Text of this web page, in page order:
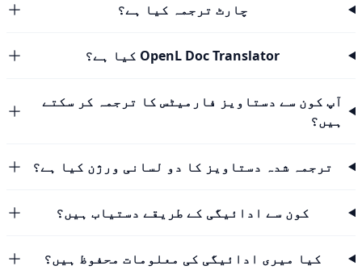
چارٹ ترجمہ کیا ہے؟
OpenL Doc Translator کیا ہے؟
آپ کون سے دستاویز فارمیٹس کا ترجمہ کر سکتے
ہیں؟
ترجمہ شدہ دستاویز کا دو لسانی ورژن کیا ہے؟
کون سے ادائیگی کے طریقے دستیاب ہیں؟
کیا میری ادائیگی کی معلومات محفوظ ہیں؟